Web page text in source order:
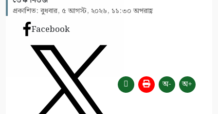
প্রকাশিত: বুধবার, ৫ আগস্ট, ২০২৬, ১১:৩০ অপরাহ্ণ
Facebook
অ- অ+